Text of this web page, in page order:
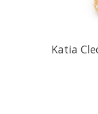
Katia